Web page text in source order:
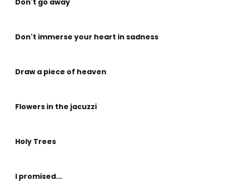
Don't go away
Don't immerse your heart in sadness
Draw a piece of heaven
Flowers in the jacuzzi
Holy Trees
I promised...